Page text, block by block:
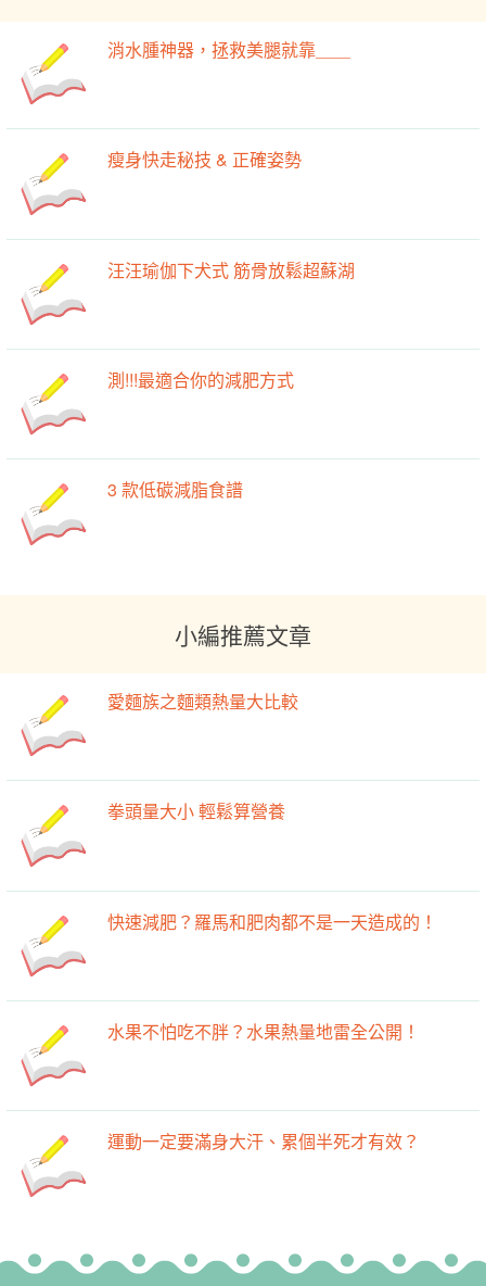
消水腫神器，拯救美腿就靠＿＿
瘦身快走秘技 & 正確姿勢
汪汪瑜伽下犬式 筋骨放鬆超蘇湖
測!!!最適合你的減肥方式
3 款低碳減脂食譜
小編推薦文章
愛麵族之麵類熱量大比較
拳頭量大小 輕鬆算營養
快速減肥？羅馬和肥肉都不是一天造成的！
水果不怕吃不胖？水果熱量地雷全公開！
運動一定要滿身大汗、累個半死才有效？